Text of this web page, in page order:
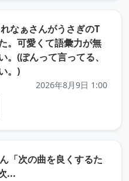
なぁさんがうさぎのT
。可愛くて語彙力が無
。(ぽんって言ってる、
。)⁡（元記事を新しいタブで
2026年8月9日 1:00
「次の曲を良くするた
...